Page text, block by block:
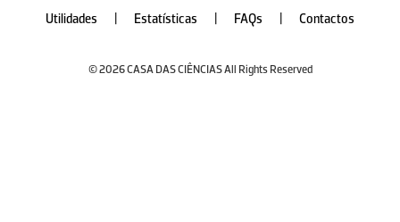
Utilidades
Estatísticas FAQs Contactos
© 2026 CASA DAS CIÊNCIAS All Rights Reserved